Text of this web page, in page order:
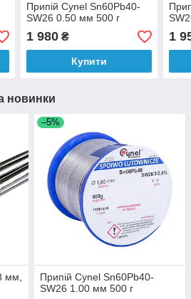
Припій Cynel Sn60Pb40-
SW26 0.50 мм 500 г
1 980₴
Купити
1
новинки
мм,
–5%
Припій Cynel Sn60Pb40-
SW26 1.00 мм 500 г